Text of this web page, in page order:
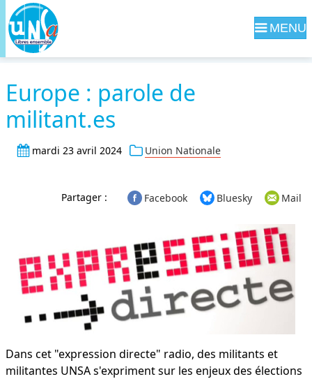
Europe : parole de
militant.es
mardi 23 avril 2024 Union Nationale
Partager : Facebook Bluesky Mail
Dans cet "expression directe" radio, des militants et
militantes UNSA s'expriment sur les enjeux des élections